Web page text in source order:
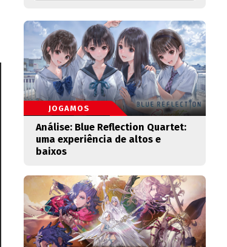
JOGAMOS
Análise: Blue Reflection Quartet:
uma experiência de altos e
baixos